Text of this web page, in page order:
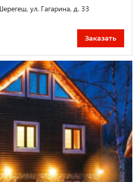
ул. Гагарина, д. 33
Заказать